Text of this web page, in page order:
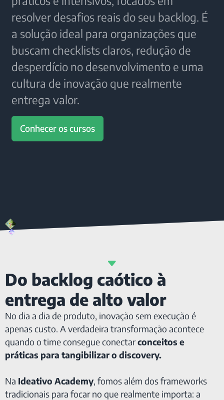
resolver desafios reais do seu backlog. É
a solução ideal para organizações que
buscam checklists claros, redução de
desperdício no desenvolvimento e uma
cultura de inovação que realmente
entrega valor.
Conhecer os cursos
Do backlog caótico à
entrega de alto valor
No dia a dia de produto, inovação sem execução é
apenas custo. A verdadeira transformação acontece
quando o time consegue conectarconceitos e
práticas para tangibilizar o discovery.
Na Ideativo Academy, fomos além dos frameworks
tradicionais para focar no que realmente importa: a